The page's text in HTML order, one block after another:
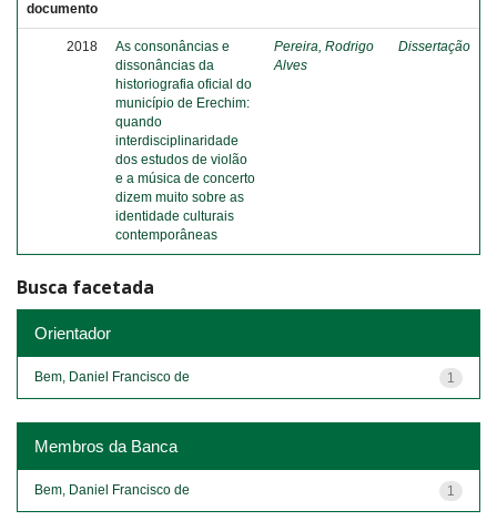
documento
2018
As consonâncias e
dissonâncias da
historiografia oficial do
município de Erechim:
quando
interdisciplinaridade
dos estudos de violão
e a música de concerto
dizem muito sobre as
identidade culturais
contemporâneas
Pereira, Rodrigo
Alves
Dissertação
Busca facetada
Orientador
1
Bem, Daniel Francisco de
Membros da Banca
1
Bem, Daniel Francisco de